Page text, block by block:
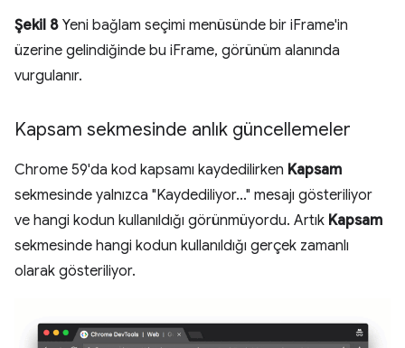
Şekil 8 Yeni bağlam seçimi menüsünde bir iFrame'in
üzerine gelindiğinde bu iFrame, görünüm alanında
vurgulanır.
Kapsam sekmesinde anlık güncellemeler
Chrome 59'da kod kapsamı kaydedilirken Kapsam
sekmesinde yalnızca "Kaydediliyor..." mesajı gösteriliyor
ve hangi kodun kullanıldığı görünmüyordu. Artık Kapsam
sekmesinde hangi kodun kullanıldığı gerçek zamanlı
olarak gösteriliyor.